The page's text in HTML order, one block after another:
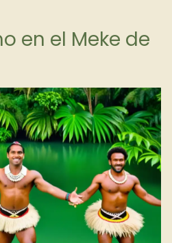
en el Meke de